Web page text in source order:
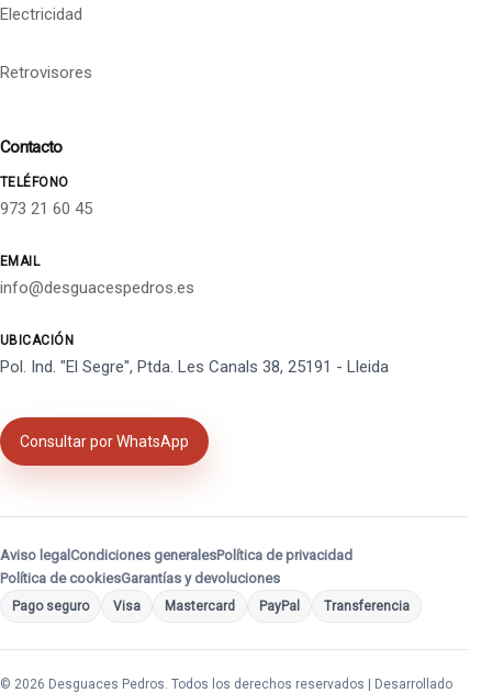
Electricidad
Retrovisores
Contacto
TELÉFONO
973 21 60 45
EMAIL
info@desguacespedros.es
UBICACIÓN
Pol. Ind. "El Segre", Ptda. Les Canals 38, 25191 - Lleida
Consultar por WhatsApp
Aviso legal Condiciones generalesPolítica de privacidad
Política de cookiesGarantías y devoluciones
Pago seguro Visa Mastercard PayPal Transferencia
© 2026 Desguaces Pedros. Todos los derechos reservados | Desarrollado